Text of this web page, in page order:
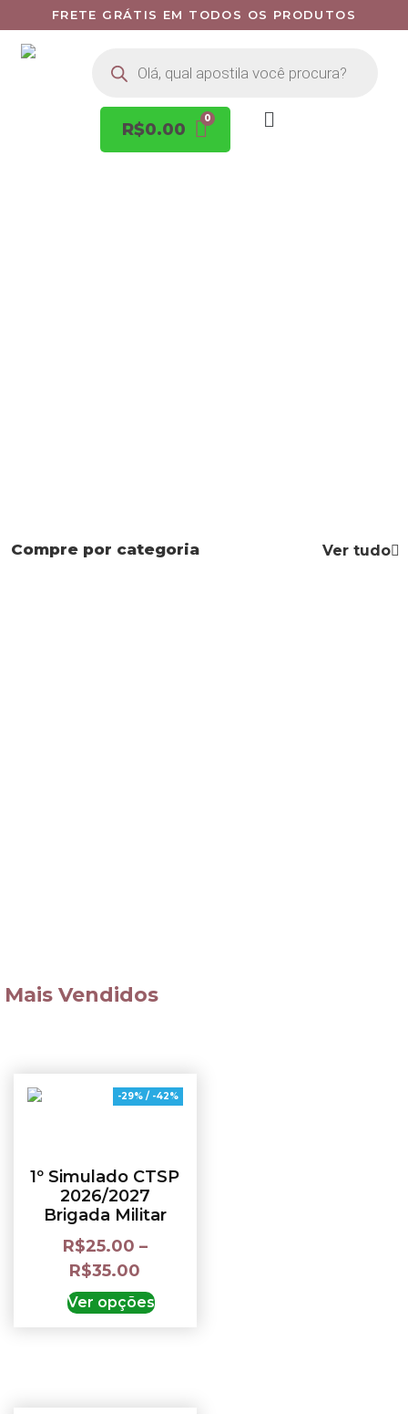
FRETE GRÁTIS EM TODOS OS PRODUTOS
R$0.00
Compre por categoria Ver tudo
Mais Vendidos
-29% / -42%
1º Simulado CTSP
2026/2027
Brigada Militar
R$25.00 –
R$35.00
Ver opções